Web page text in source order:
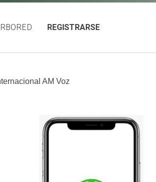
REGISTRARSE
AM Voz